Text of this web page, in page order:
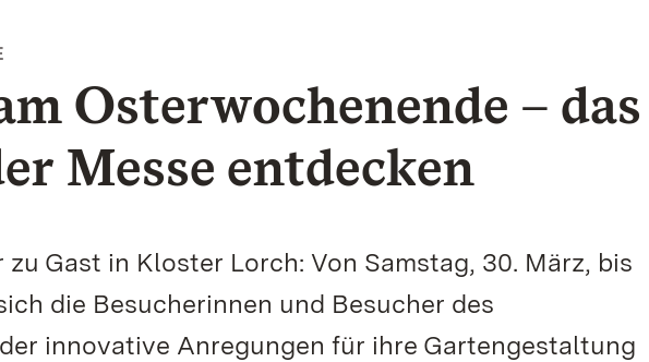
Osterwochenende – das
Messe entdecken
Gast in Kloster Lorch: Von Samstag, 30. März, bis
die Besucherinnen und Besucher des
innovative Anregungen für ihre Gartengestaltung